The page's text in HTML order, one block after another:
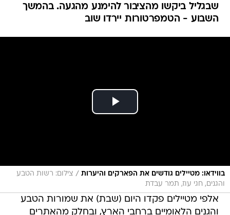
שבגליל ביקשו מהציבור להימנע מהגעה. בהמשך
השבוע - הטמפרטורות יירדו שוב
בווידאו: מטיילים גודשים את הפארקים והיערות / צילום: רשות הטבע
והגנים, חגי עוז, תמר עבדת
אלפי מטיילים פקדו היום (שבת) את שמורות הטבע
והגנים הלאומיים ברחבי הארץ, ובחלק מהאתרים